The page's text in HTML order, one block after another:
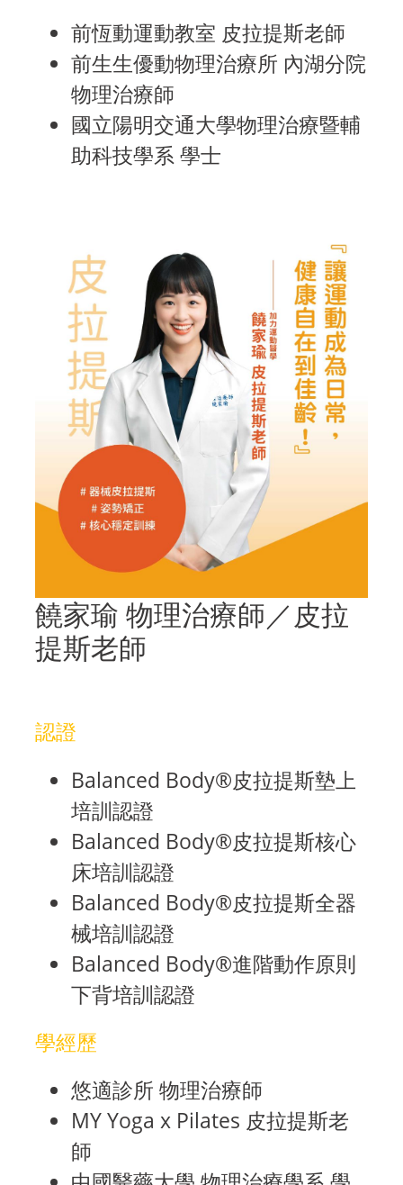
前恆動運動教室 皮拉提斯老師
前生生優動物理治療所 內湖分院
物理治療師
國立陽明交通大學物理治療暨輔
助科技學系 學士
饒家瑜 物理治療師／皮拉
提斯老師
認證
Balanced Body®皮拉提斯墊上
培訓認證
Balanced Body®皮拉提斯核心
床培訓認證
Balanced Body®皮拉提斯全器
械培訓認證
Balanced Body®進階動作原則
下背培訓認證
學經歷
悠適診所 物理治療師
MY Yoga x Pilates 皮拉提斯老
師